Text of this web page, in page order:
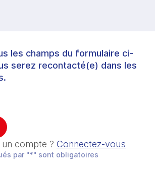
les champs du formulaire ci-
serez recontacté(e) dans les
compte ? Connectez-vous
par "*" sont obligatoires